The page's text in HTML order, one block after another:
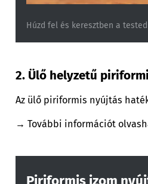
Húzd fel és keresztben a
2. Ülő helyzetű
Az ülő piriformis nyújtás
→ További információt
Piriformis izom